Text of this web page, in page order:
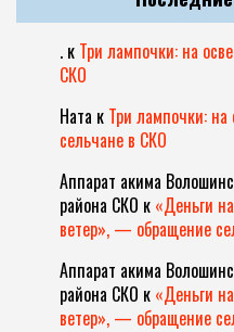
. к Три лампочки: на
СКО
Ната к Три лампочки:
сельчане в СКО
Аппарат акима
района СКО к «Деньги
ветер», — обращение
Аппарат акима
района СКО к «Деньги
ветер», — обращение